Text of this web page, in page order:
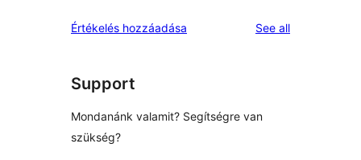
Értékelés hozzáadása See allreviews
Support
Mondanánk valamit? Segítségre van
szükség?